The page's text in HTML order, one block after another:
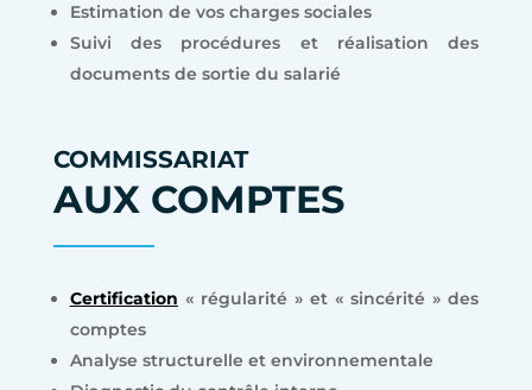
Estimation de vos charges sociales
Suivi des procédures et réalisation des
documents de sortie du salarié
COMMISSARIAT
AUX COMPTES
Certification « régularité » et « sincérité » des
comptes
Analyse structurelle et environnementale